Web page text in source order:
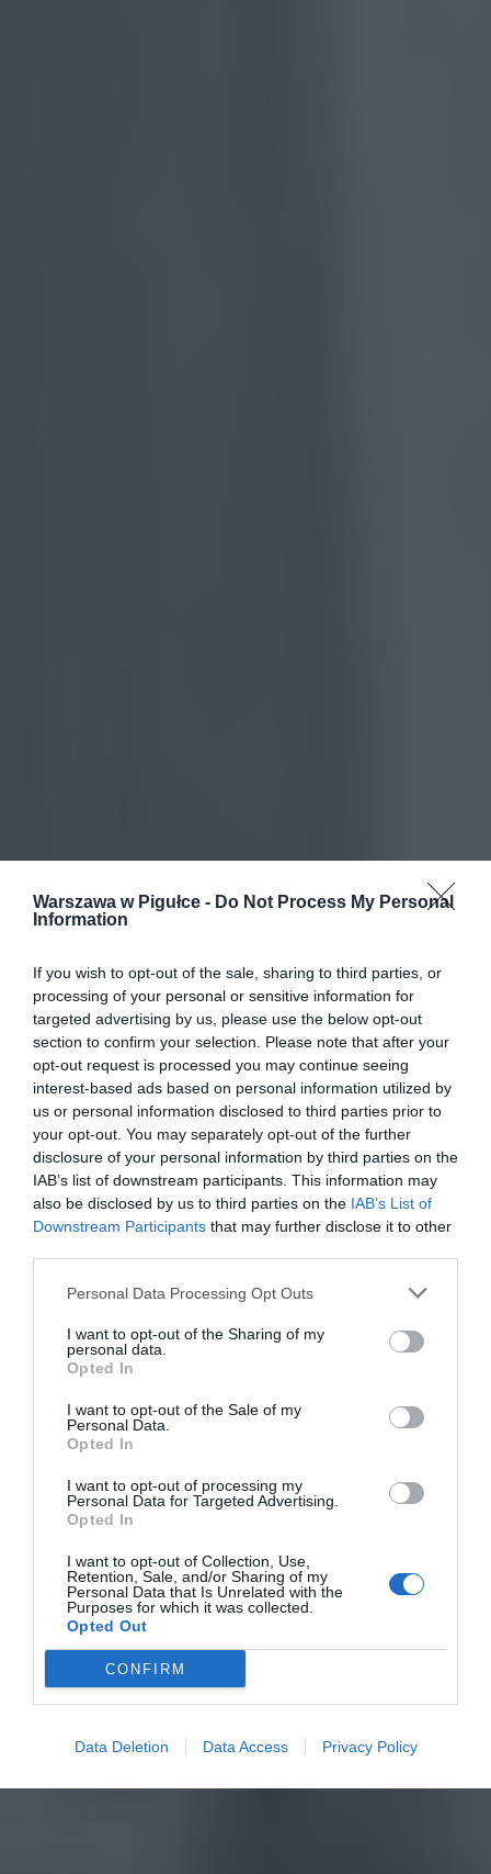
Warszawa w Pigułce - Do Not Process My Personal
Information
If you wish to opt-out of the sale, sharing to third parties, or
processing of your personal or sensitive information for
targeted advertising by us, please use the below opt-out
section to confirm your selection. Please note that after your
opt-out request is processed you may continue seeing
interest-based ads based on personal information utilized by
us or personal information disclosed to third parties prior to
your opt-out. You may separately opt-out of the further
disclosure of your personal information by third parties on the
IAB’s list of downstream participants. This information may
also be disclosed by us to third parties on the IAB’s List of
Downstream Participants that may further disclose it to other
Personal Data Processing Opt Outs
I want to opt-out of the Sharing of my
personal data.
Opted In
I want to opt-out of the Sale of my
Personal Data.
Opted In
I want to opt-out of processing my
Personal Data for Targeted Advertising.
Opted In
I want to opt-out of Collection, Use,
Retention, Sale, and/or Sharing of my
Personal Data that Is Unrelated with the
Purposes for which it was collected.
Opted Out
CONFIRM
Data Deletion Data Access Privacy Policy